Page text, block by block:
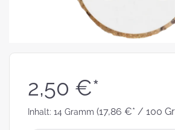
2,50 €*
Inhalt: 14 Gramm (17,86 €* / 100